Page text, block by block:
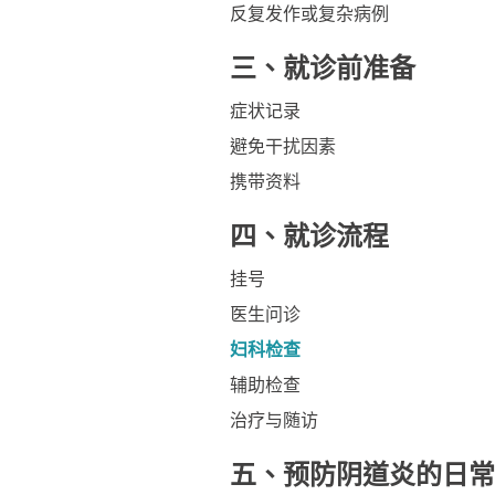
反复发作或复杂病例
三、就诊前准备
症状记录
避免干扰因素
携带资料
四、就诊流程
挂号
医生问诊
妇科检查
辅助检查
治疗与随访
五、预防阴道炎的日